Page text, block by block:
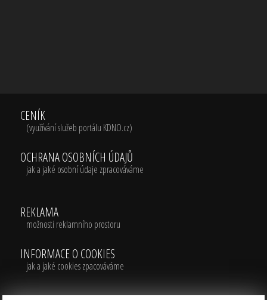
CENÍK
(využívání služeb portálu KDNO.cz)
OCHRANA OSOBNÍCH ÚDAJŮ
jak a jaké osobní údaje zpracováváme
REKLAMA
možnosti reklamního prostoru
INFORMACE O COOKIES
jak a jaké cookies zpacováváme